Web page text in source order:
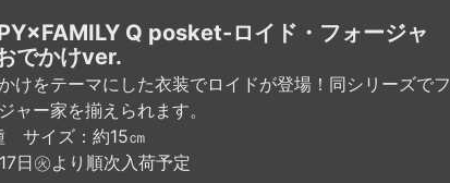
Q posket-ロイド・フォージャ
でかけver.
けをテーマにした衣装でロイドが登場！同シリーズでフ
ャー家を揃えられます。
サイズ：約15㎝
日㊋より順次入荷予定